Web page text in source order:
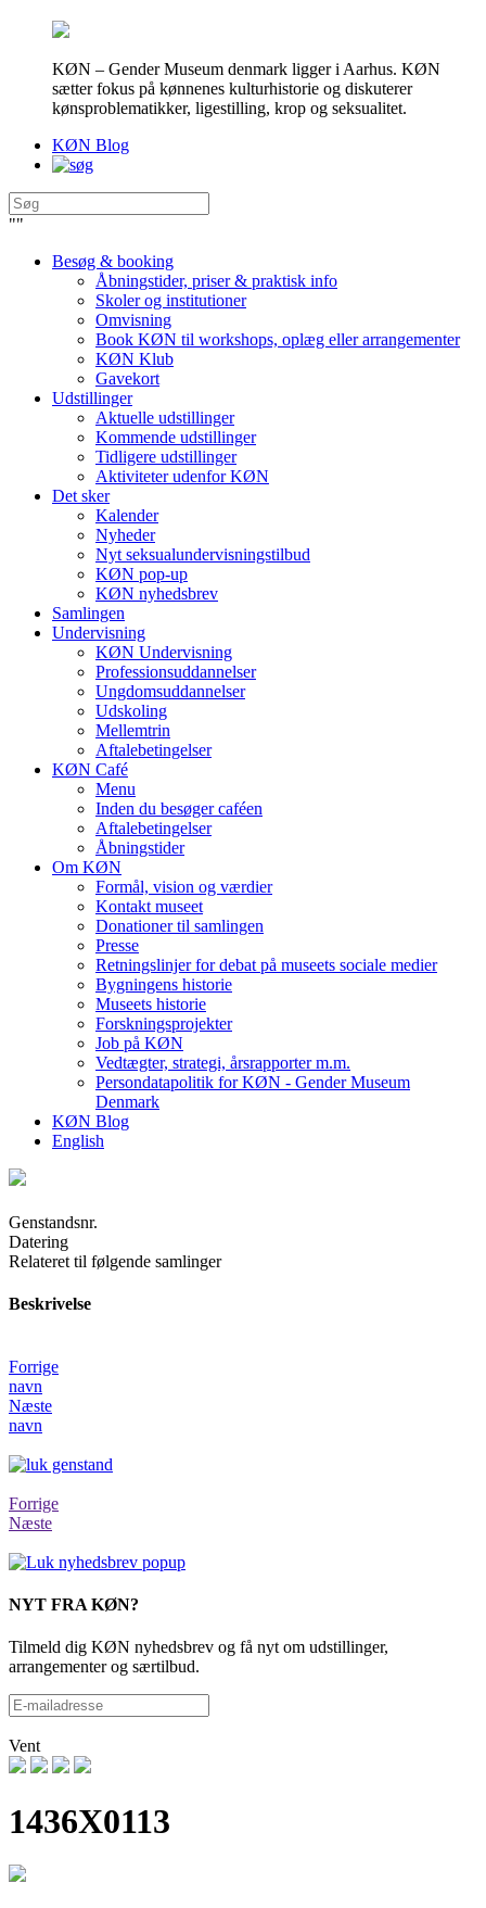
KØN – Gender Museum denmark ligger i Aarhus. KØN
sætter fokus på kønnenes kulturhistorie og diskuterer
kønsproblematikker, ligestilling, krop og seksualitet.
KØN Blog
""
Besøg & booking
Åbningstider, priser & praktisk info
Skoler og institutioner
Omvisning
Book KØN til workshops, oplæg eller arrangementer
KØN Klub
Gavekort
Udstillinger
Aktuelle udstillinger
Kommende udstillinger
Tidligere udstillinger
Aktiviteter udenfor KØN
Det sker
Kalender
Nyheder
Nyt seksualundervisningstilbud
KØN pop-up
KØN nyhedsbrev
Samlingen
Undervisning
KØN Undervisning
Professionsuddannelser
Ungdomsuddannelser
Udskoling
Mellemtrin
Aftalebetingelser
KØN Café
Menu
Inden du besøger caféen
Aftalebetingelser
Åbningstider
Om KØN
Formål, vision og værdier
Kontakt museet
Donationer til samlingen
Presse
Retningslinjer for debat på museets sociale medier
Bygningens historie
Museets historie
Forskningsprojekter
Job på KØN
Vedtægter, strategi, årsrapporter m.m.
Persondatapolitik for KØN - Gender Museum
Denmark
KØN Blog
English
Genstandsnr.
Datering
Relateret til følgende samlinger
Beskrivelse
Forrige
navn
Næste
navn
Forrige
Næste
NYT FRA KØN?
Tilmeld dig KØN nyhedsbrev og få nyt om udstillinger,
arrangementer og særtilbud.
Vent
1436X0113